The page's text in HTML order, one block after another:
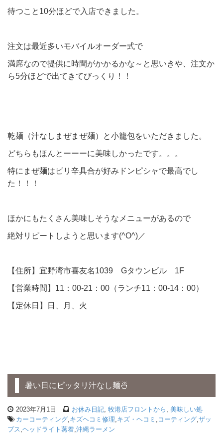
待つこと10分ほどで入店できました。
注文は最近多いモバイルオーダー式で
満席なので提供に時間がかかるかな～と思いきや、注文か
ら5分ほどで出てきてびっくり！！
乾麺（汁なしまぜまぜ麺）と小籠包をいただきました。
どちらもほんとーーーに美味しかったです。。。
特にまぜ麺はピリ辛具合が好みドンピシャで最高でし
た！！！
ほかにもたくさん美味しそうなメニューがあるので
絶対リピートしようと思います(^O^)／
【住所】宜野湾市喜友名1039 Gタウンビル 1F
【営業時間】11：00-21：00（ランチ11：00-14：00）
【定休日】日、月、火
暑い日にピッタリ汁なし麺🍜
2023年7月1日 お休み日記 牧港店フロントから
美味しい処
カーコーティング キズヘコミ修理 キズ・ヘコミ コーティング ザッ
プス ヘッドライト蒸着 沖縄ラーメン